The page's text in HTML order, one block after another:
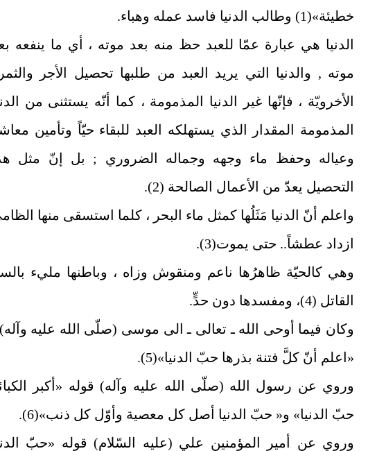
خطيئة»(1) وطالب الدنيا فاسد عمله وهباء.
الدنيا هي عبارة عمّا للعبد حظ منه بعد موته ، أي ما ينفعه
موته , والدنيا التي يريد العبد من طلبها تحصيل الأجر
الأخرويّة ، فإنّها غير الدنيا المذمومة ، كما أنّه يستثنى من
المذمومة المقدار الذي يستهلكه العبد للبقاء حيّاً وتأمين
وعياله وحفظ ماء وجهه وجماله الضروري ; بل إنّ مثل
التحصيل يعدّ من الأعمال الصالحة (2).
واعلم أنّ الدنيا مَثَلُها كمثل ماء البحر ، كلما استسقى منها
ازداد عطشاً.. حتى يموت(3).
وهي كالحيّة ظاهرُها ناعم ومنقوش وزاه ، وباطنها مليء
القاتل (4)، ومفسدها دون حدٍّ.
وكان فيما أوحى الله ـ تعالى ـ الى موسى (صلّى الله عليه
«اعلم أنّ كلَّ فتنة بذرها حبّ الدنيا»(5).
وروي عن رسول الله (صلّى الله عليه وآله) قوله «أكبر
حبّ الدنيا» و« حبّ الدنيا أصل كل معصية وأوّل كل ذنب»(6).
وروي عن أمير المؤمنين علي (عليه السّلام) قوله «حبّ